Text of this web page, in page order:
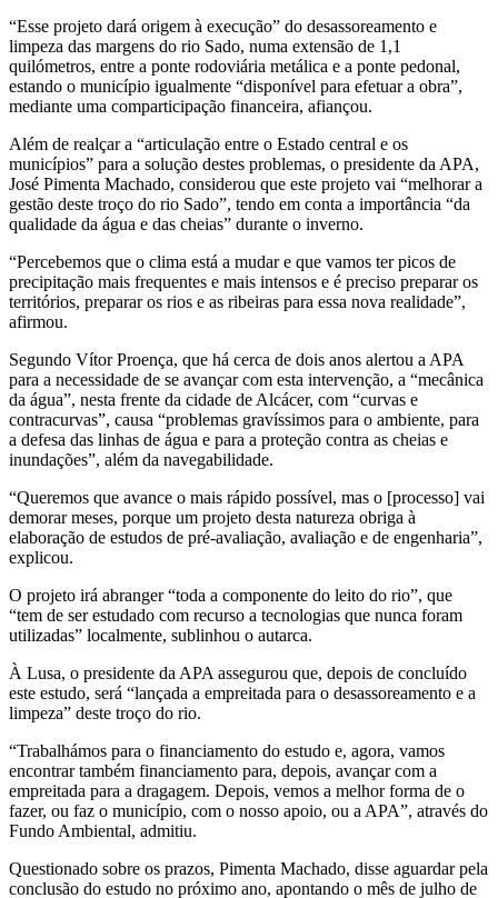
“Esse projeto dará origem à execução” do desassoreamento e
limpeza das margens do rio Sado, numa extensão de 1,1
quilómetros, entre a ponte rodoviária metálica e a ponte pedonal,
estando o município igualmente “disponível para efetuar a obra”,
mediante uma comparticipação financeira, afiançou.
Além de realçar a “articulação entre o Estado central e os
municípios” para a solução destes problemas, o presidente da APA,
José Pimenta Machado, considerou que este projeto vai “melhorar a
gestão deste troço do rio Sado”, tendo em conta a importância “da
qualidade da água e das cheias” durante o inverno.
“Percebemos que o clima está a mudar e que vamos ter picos de
precipitação mais frequentes e mais intensos e é preciso preparar os
territórios, preparar os rios e as ribeiras para essa nova realidade”,
afirmou.
Segundo Vítor Proença, que há cerca de dois anos alertou a APA
para a necessidade de se avançar com esta intervenção, a “mecânica
da água”, nesta frente da cidade de Alcácer, com “curvas e
contracurvas”, causa “problemas gravíssimos para o ambiente, para
a defesa das linhas de água e para a proteção contra as cheias e
inundações”, além da navegabilidade.
“Queremos que avance o mais rápido possível, mas o [processo] vai
demorar meses, porque um projeto desta natureza obriga à
elaboração de estudos de pré-avaliação, avaliação e de engenharia”,
explicou.
O projeto irá abranger “toda a componente do leito do rio”, que
“tem de ser estudado com recurso a tecnologias que nunca foram
utilizadas” localmente, sublinhou o autarca.
À Lusa, o presidente da APA assegurou que, depois de concluído
este estudo, será “lançada a empreitada para o desassoreamento e a
limpeza” deste troço do rio.
“Trabalhámos para o financiamento do estudo e, agora, vamos
encontrar também financiamento para, depois, avançar com a
empreitada para a dragagem. Depois, vemos a melhor forma de o
fazer, ou faz o município, com o nosso apoio, ou a APA”, através do
Fundo Ambiental, admitiu.
Questionado sobre os prazos, Pimenta Machado, disse aguardar pela
conclusão do estudo no próximo ano, apontando o mês de julho de